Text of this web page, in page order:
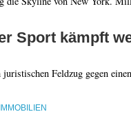
Sport kämpft
Feldzug gegen
IMMOBILIEN